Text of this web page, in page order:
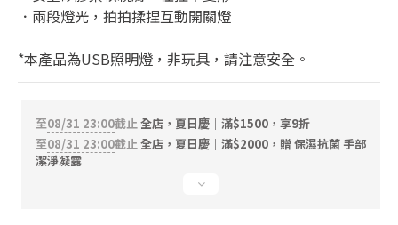
．兩段燈光，拍拍揉捏互動開關燈
*本產品為USB照明燈，非玩具，請注意安全。
至08/31 23:00截止全店，夏日慶｜滿$1500，享9折
至08/31 23:00截止全店，夏日慶｜滿$2000，贈 保濕抗菌 手部
潔淨凝露